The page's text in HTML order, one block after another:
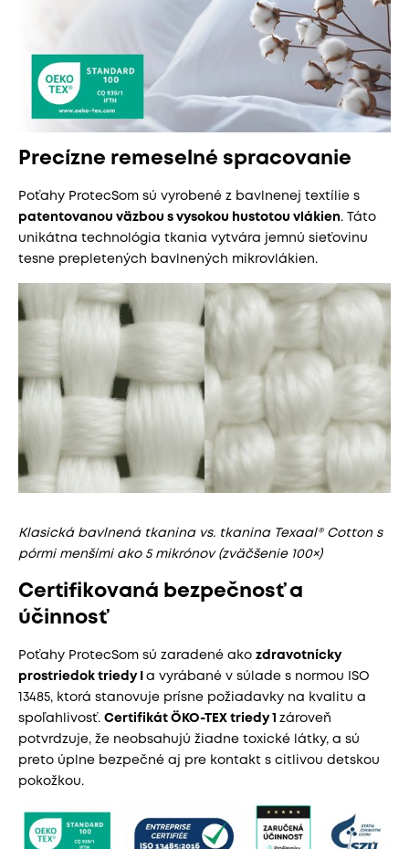
Precízne remeselné spracovanie
Poťahy ProtecSom sú vyrobené z bavlnenej textílie s
patentovanou väzbou s vysokou hustotou vlákien. Táto
unikátna technológia tkania vytvára jemnú sieťovinu
tesne prepletených bavlnených mikrovlákien.
Klasická bavlnená tkanina vs. tkanina Texaal® Cotton s
pórmi menšími ako 5 mikrónov (zväčšenie 100×)
Certifikovaná bezpečnosť a
účinnosť
Poťahy ProtecSom sú zaradené ako zdravotnícky
prostriedok triedy I a vyrábané v súlade s normou ISO
13485, ktorá stanovuje prísne požiadavky na kvalitu a
spoľahlivosť. Certifikát ÖKO-TEX triedy 1 zároveň
potvrdzuje, že neobsahujú žiadne toxické látky, a sú
preto úplne bezpečné aj pre kontakt s citlivou detskou
pokožkou.